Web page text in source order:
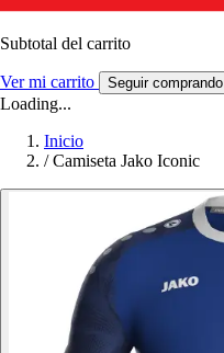
Subtotal del carrito
Ver mi carrito Seguir comprando
Loading...
Inicio
/ Camiseta Jako Iconic